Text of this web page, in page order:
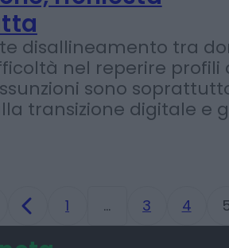
alle
richiesta
disallineamento tra
nel reperire profili